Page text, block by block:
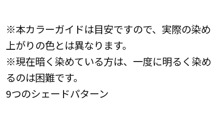
※本カラーガイドは目安ですので、実際の染め
上がりの色とは異なります。
※現在暗く染めている方は、一度に明るく染め
るのは困難です。
9つのシェードパターン